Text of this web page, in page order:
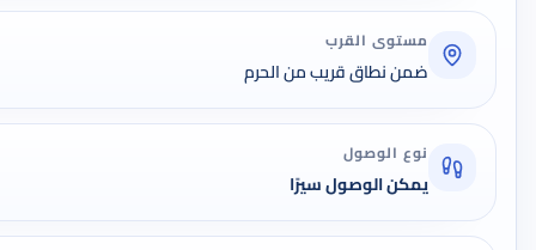
مستوى القرب
ضمن نطاق قريب من الحرم
نوع الوصول
يمكن الوصول سيرًا